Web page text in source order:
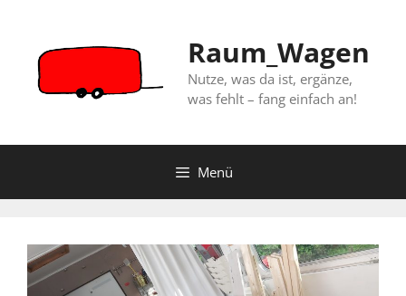
springen
Raum_Wagen
Nutze, was da ist, ergänze,
was fehlt – fang einfach an!
Menü